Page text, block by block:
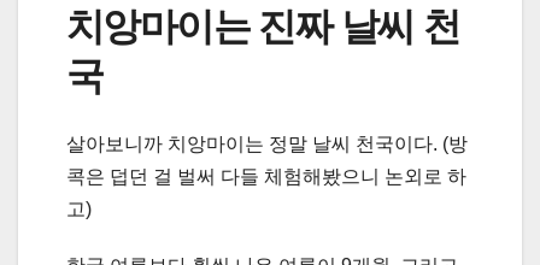
치앙마이는 진짜 날씨 천
국
살아보니까 치앙마이는 정말 날씨 천국이다. (방
콕은 덥던 걸 벌써 다들 체험해봤으니 논외로 하
고)